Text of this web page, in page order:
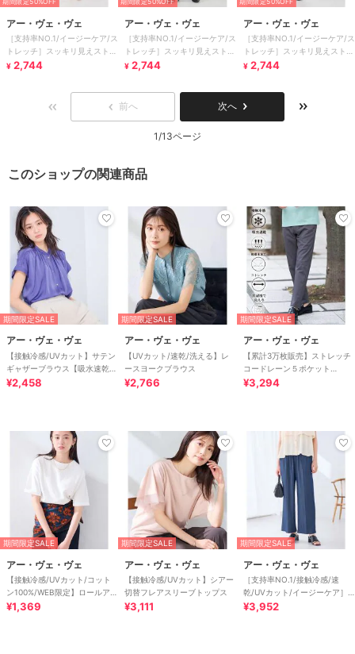
アー・ヴェ・ヴェ
［支持率NO.1/イージーケア/ス
トレッチ］スッキリ見えストレ
ートパンツ
¥ 2,744
アー・ヴェ・ヴェ
［支持率NO.1/イージーケア/ス
トレッチ］スッキリ見えストレ
ートパンツ
¥ 2,744
アー・ヴェ・ヴェ
［支持率NO.1/イージーケア/ス
トレッチ］スッキリ見えストレ
ートパンツ
¥ 2,744
前へ 次へ
1/13ページ
このショップの関連商品
期間限定SALE
アー・ヴェ・ヴェ
【接触冷感/UVカット】サテン
ギャザーブラウス【吸水速乾/
イージーケア】
¥2,458
期間限定SALE
アー・ヴェ・ヴェ
【UVカット/速乾/洗える】レ
ースヨークブラウス
¥2,766
期間限定SALE
アー・ヴェ・ヴェ
【累計3万枚販売】ストレッチ
コードレーン５ポケット
SOUKAIベーシックアンクルパ
¥3,294
期間限定SALE
アー・ヴェ・ヴェ
【接触冷感/UVカット/コット
ン100%/WEB限定】ロールアッ
プハーフスリーブTシャツ
¥1,369
期間限定SALE
アー・ヴェ・ヴェ
【接触冷感/UVカット】シアー
切替フレアスリーブトップス
¥3,111
期間限定SALE
アー・ヴェ・ヴェ
［支持率NO.1/接触冷感/速
乾/UVカット/イージーケア］
イージーワイドパンツ
¥3,952